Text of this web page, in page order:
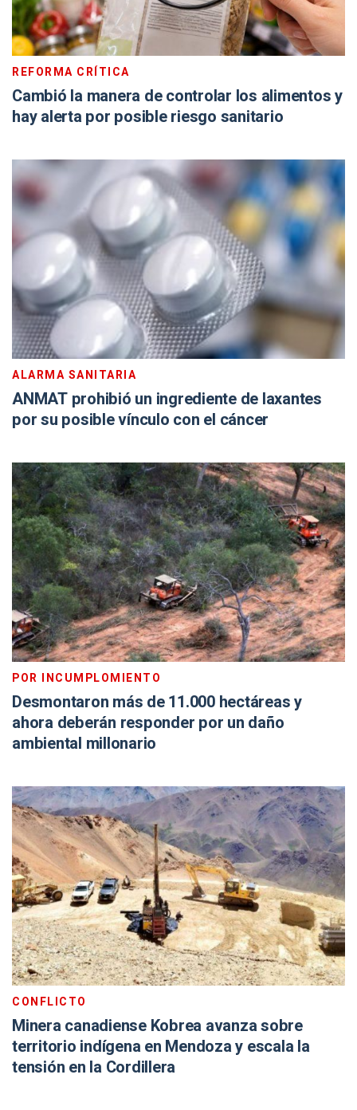
REFORMA CRÍTICA
Cambió la manera de controlar los alimentos y
hay alerta por posible riesgo sanitario
ALARMA SANITARIA
ANMAT prohibió un ingrediente de laxantes
por su posible vínculo con el cáncer
POR INCUMPLOMIENTO
Desmontaron más de 11.000 hectáreas y
ahora deberán responder por un daño
ambiental millonario
CONFLICTO
Minera canadiense Kobrea avanza sobre
territorio indígena en Mendoza y escala la
tensión en la Cordillera